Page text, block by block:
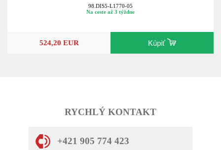
98.DIS5-L1770-05
Na ceste až 3 týždne
524,20 EUR Kúpiť
RYCHLÝ KONTAKT
+421 905 774 423